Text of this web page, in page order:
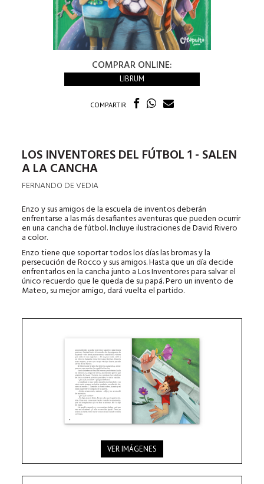
COMPRAR ONLINE:
LIBRUM
COMPARTIR
LOS INVENTORES DEL FÚTBOL 1 - SALEN
A LA CANCHA
FERNANDO DE VEDIA
Enzo y sus amigos de la escuela de inventos deberán
enfrentarse a las más desafiantes aventuras que pueden ocurrir
en una cancha de fútbol. Incluye ilustraciones de David Rivero
a color.
Enzo tiene que soportar todos los días las bromas y la
persecución de Rocco y sus amigos. Hasta que un día decide
enfrentarlos en la cancha junto a Los Inventores para salvar el
único recuerdo que le queda de su papá. Pero un invento de
Mateo, su mejor amigo, dará vuelta el partido.
VER IMÁGENES